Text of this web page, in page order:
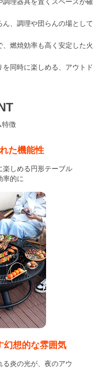
、調理や団らんの場として
燃焼効率も高く安定した火
同時に楽しめる、アウトド
特徴
た機能性
楽しめる円形テーブル
率的に
幻想的な雰囲気
炎の光が、夜のアウ